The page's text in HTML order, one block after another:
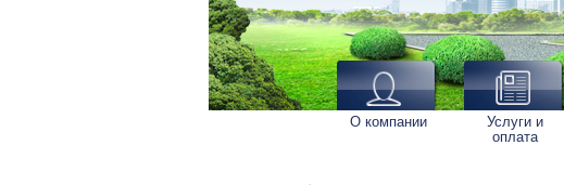
О компании
Услуги и
оплата